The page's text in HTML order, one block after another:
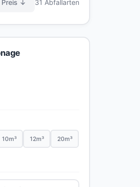
Preis ↓ 31 Abfallarten
10m³ 12m³ 20m³